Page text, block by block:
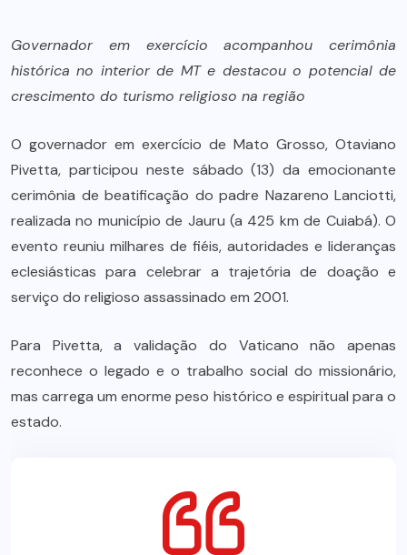
Governador em exercício acompanhou cerimônia
histórica no interior de MT e destacou o potencial de
crescimento do turismo religioso na região
O governador em exercício de Mato Grosso, Otaviano
Pivetta, participou neste sábado (13) da emocionante
cerimônia de beatificação do padre Nazareno Lanciotti,
realizada no município de Jauru (a 425 km de Cuiabá). O
evento reuniu milhares de fiéis, autoridades e lideranças
eclesiásticas para celebrar a trajetória de doação e
serviço do religioso assassinado em 2001.
Para Pivetta, a validação do Vaticano não apenas
reconhece o legado e o trabalho social do missionário,
mas carrega um enorme peso histórico e espiritual para o
estado.